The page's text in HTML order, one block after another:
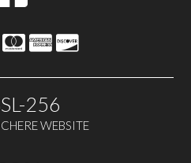
256
WEBSITE